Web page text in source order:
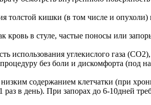
толстой кишки (в том числе и опухоли)
кровь в стуле, частые поносы или
углекислого газа
без боли и дискомфорта (под
содержанием клетчатки (при
в день). При запорах до 6-10дней